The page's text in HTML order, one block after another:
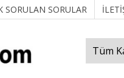
SORULAN SORULAR